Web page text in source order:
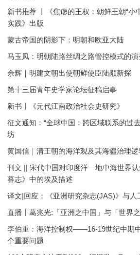
新书推荐 丨《焦虑的王权：朝鲜王朝“小
实践》出版
蒙古帝国的阴影下：明朝和欧亚大陆
马玉凤：明朝陆路丝绸之路管控模式的演
余辉｜明建文朝出使朝鲜使臣陆颙新探
第十三届青年史学家论坛征稿启事
新书丨《元代江南政治社会史研究》
征文通知：“全球中国：跨区域联系的过
坊
黄国信｜清王朝的海洋观及其海疆治理逻
刊文 || 宋代中国对印度洋—地中海世界
蕃志》中的埃及描述
译文|回应：《亚洲研究杂志(JAS)》与人
直播丨葛兆光:「亚洲之中国」与「世界
李伯重：海洋控制权——16-19世纪中期
个重要问题